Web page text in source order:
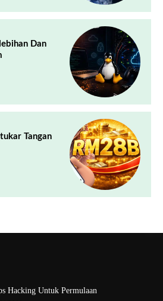
Dan
Tangan
Hacking Untuk Permulaan